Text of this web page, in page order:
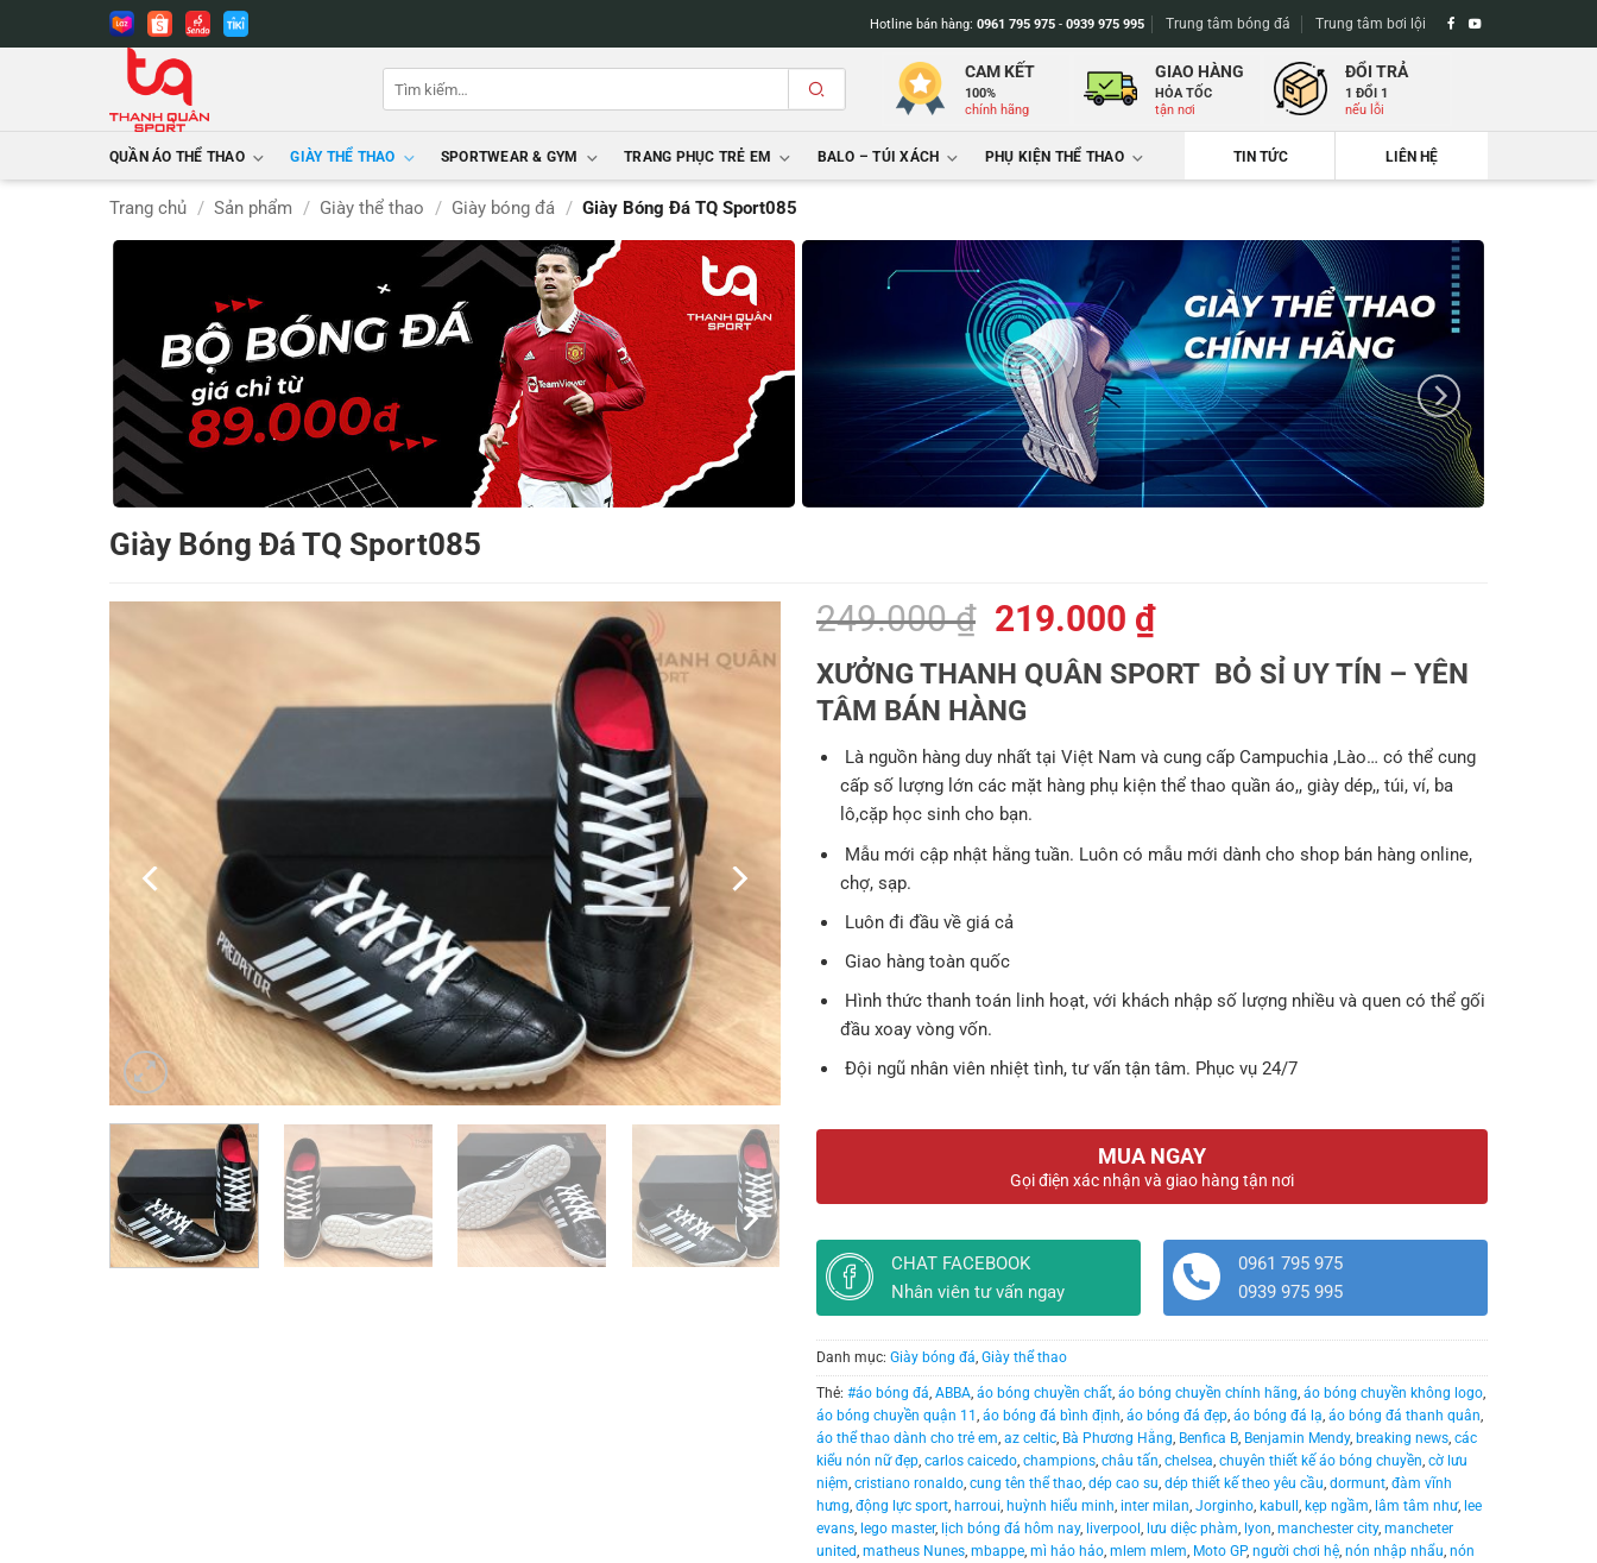
Hotline bán hàng: 0961 795 975- 0939 975 995 Trung tâm bóng đá Trung tâm bơi lội
Tìm
CAM KẾT
100%
chính hãng
GIAO HÀNG
HỎA TỐC
tận nơi
ĐỔI TRẢ
1 ĐỔI 1
nếu lỗi
QUẦN ÁO THỂ THAO GIÀY THỂ THAO SPORTWEAR & GYM TRANG PHỤC TRẺ EM BALO – TÚI XÁCH PHỤ KIỆN THỂ THAO TIN TỨC LIÊN HỆ
Trang chủ / Sản phẩm / Giày thể thao / Giày bóng đá / Giày Bóng Đá TQ Sport085
Giày Bóng Đá TQ Sport085
249.000₫ Giá
gốc
là:
249.000 ₫.
219.000 ₫Giá
hiện
tại
219.000 ₫.
XƯỞNG THANH QUÂN SPORT BỎ SỈ UY TÍN – YÊN
TÂM BÁN HÀNG
Là nguồn hàng duy nhất tại Việt Nam và cung cấp Campuchia ,Lào… có thể cung
cấp số lượng lớn các mặt hàng phụ kiện thể thao quần áo,, giày dép,, túi, ví, ba
lô,cặp học sinh cho bạn.
Mẫu mới cập nhật hằng tuần. Luôn có mẫu mới dành cho shop bán hàng online,
chợ, sạp.
Luôn đi đầu về giá cả
Giao hàng toàn quốc
Hình thức thanh toán linh hoạt, với khách nhập số lượng nhiều và quen có thể gối
đầu xoay vòng vốn.
Đội ngũ nhân viên nhiệt tình, tư vấn tận tâm. Phục vụ 24/7
MUA NGAY
Gọi điện xác nhận và giao hàng tận nơi
CHAT FACEBOOK
Nhân viên tư vấn ngay
0961 795 975
0939 975 995
Danh mục: Giày bóng đá Giày thể thao
Thẻ: #áo bóng đá ABBA áo bóng chuyền chất áo bóng chuyền chính hãng áo bóng chuyền không logo
áo bóng chuyền quận 11 áo bóng đá bình định áo bóng đá đẹp áo bóng đá lạ áo bóng đá thanh quân
áo thể thao dành cho trẻ em az celtic Bà Phương Hằng Benfica B Benjamin Mendy, breaking news các
kiểu nón nữ đẹp carlos caicedo champions châu tấn chelsea chuyên thiết kế áo bóng chuyền cờ lưu
niệm cristiano ronaldo cung tên thể thao dép cao su dép thiết kế theo yêu cầu dormunt đàm vĩnh
hưng động lực sport harroui huỳnh hiểu minh inter milan Jorginho kabull kẹp ngầm lâm tâm như, lee
evans lego master, lịch bóng đá hôm nay, liverpool lưu diệc phàm lyon manchester city, mancheter
united matheus Nunes mbappe mì hảo hảo mlem mlem Moto GP, người chơi hệ nón nhập nhẩu nón